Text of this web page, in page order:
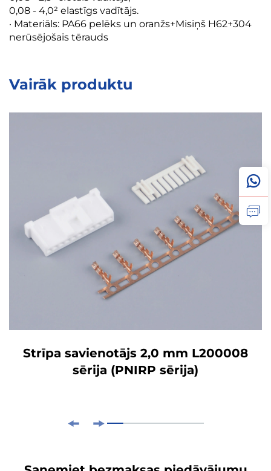
0,08 - 4,0² elastīgs vadītājs.
· Materiāls: PA66 pelēks un oranžs+Misiņš H62+304
nerūsējošais tērauds
Vairāk produktu
Strīpa savienotājs 2,0 mm L200008
sērija (PNIRP sērija)